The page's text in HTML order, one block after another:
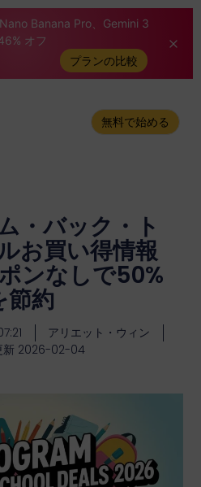
Banana Pro、Gemini 3
オフ
プランの比較
無料で始める
・バック・ト
お買い得情報
ンなしで50%
節約
アリエット・ウィン
新 2026-02-04